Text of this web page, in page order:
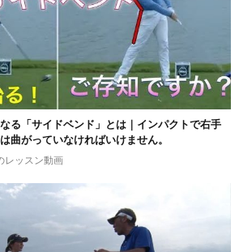
る「サイドベンド」とは｜インパクトで右手
曲がっていなければいけません。
レッスン動画